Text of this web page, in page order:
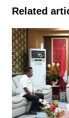
Related